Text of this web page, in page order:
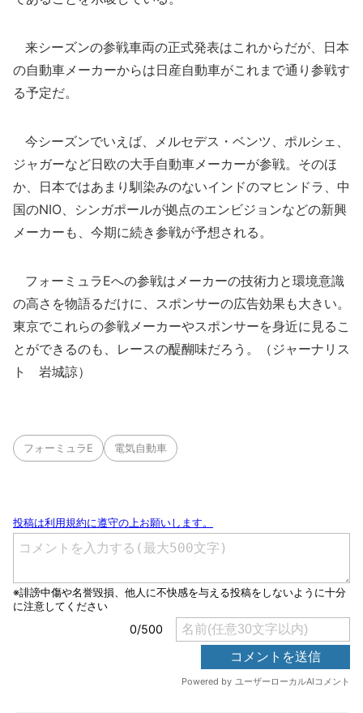
来シーズンの参戦車両の正式発表はこれからだが、日本
の自動車メーカーからは日産自動車がこれまで通り参戦す
る予定だ。
今シーズンでいえば、メルセデス・ベンツ、ポルシェ、
ジャガーなど日欧の大手自動車メーカーが参戦。そのほ
か、日本ではあまり馴染みのないインドのマヒンドラ、中
国のNIO、シンガポールが拠点のエンビジョンなどの新興
メーカーも、今期に続き参戦が予想される。
フォーミュラEへの参戦はメーカーの技術力と環境意識
の高さを物語るだけに、スポンサーの広告効果も大きい。
東京でこれらの参戦メーカーやスポンサーを身近に見るこ
とができるのも、レースの醍醐味だろう。（ジャーナリス
ト 岩城諒）
フォーミュラE 電気自動車